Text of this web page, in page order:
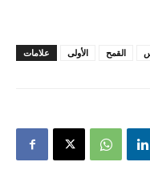
علامات الأولى القمح